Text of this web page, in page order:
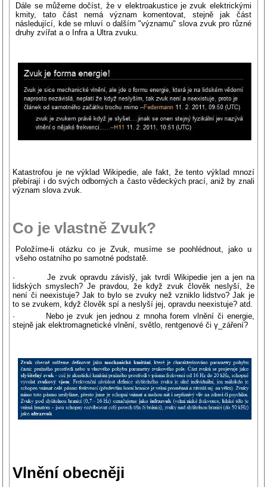
Dále se můžeme dočíst, že v elektroakustice je zvuk elektrickými
kmity, tato část nemá význam komentovat, stejně jak část
následující, kde se mluví o dalším "významu" slova zvuk pro různé
druhy zvířat a o Infra a Ultra zvuku.
Katastrofou je ne výklad Wikipedie, ale fakt, že tento výklad mnozí
přebírají i do svých odborných a často vědeckých prací, aniž by znali
význam slova zvuk.
Co je vlastně Zvuk?
Položíme-li otázku co je Zvuk, musíme se poohlédnout, jako u
všeho ostatního po samotné podstatě.
· Je zvuk opravdu závislý, jak tvrdí Wikipedie jen a jen na
lidských smyslech? Je pravdou, že když zvuk člověk neslyší, že
není či neexistuje? Jak to bylo se zvuky než vzniklo lidstvo? Jak je
to se zvukem, když člověk spí a neslyší jej, opravdu neexistuje? atd.
· Nebo je zvuk jen jednou z mnoha forem vlnění či energie,
stejně jak elektromagnetické vlnění, světlo, rentgenové či γ_záření?
Vlnění obecněji